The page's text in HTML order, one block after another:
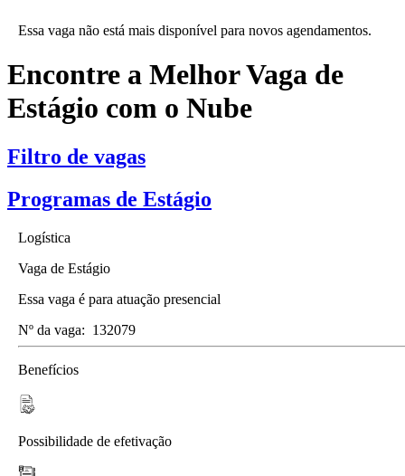
Essa vaga não está mais disponível para novos agendamentos.
Encontre a Melhor Vaga de
Estágio com o Nube
Filtro de vagas
Programas de Estágio
Logística
Vaga de Estágio
Essa vaga é para atuação presencial
Nº da vaga: 132079
Benefícios
Possibilidade de efetivação